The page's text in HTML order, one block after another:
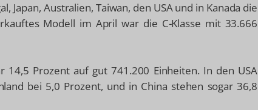
Japan, Australien, Taiwan, den USA und in Kanada die
Modell im April war die C-Klasse mit 33.666
14,5 Prozent auf gut 741.200 Einheiten. In den USA
bei 5,0 Prozent, und in China stehen sogar 36,8